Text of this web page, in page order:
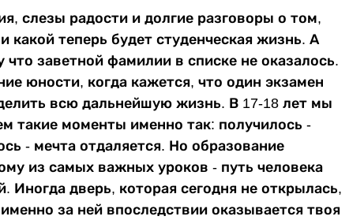
слезы радости и долгие разговоры о том,
какой теперь будет студенческая жизнь. А
заветной фамилии в списке не оказалось.
юности, когда кажется, что один экзамен
всю дальнейшую жизнь. В 17-18 лет мы
такие моменты именно так: получилось -
- мечта отдаляется. Но образование
из самых важных уроков - путь человека
Иногда дверь, которая сегодня не открылась,
за ней впоследствии оказывается твоя